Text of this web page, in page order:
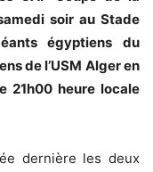
soir au Stade
égyptiens du
de l’USM Alger en
21h00 heure locale
dernière les deux